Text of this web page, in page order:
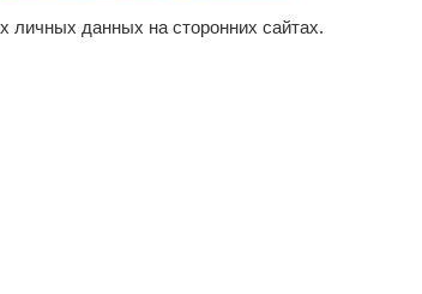
личных данных на сторонних сайтах.